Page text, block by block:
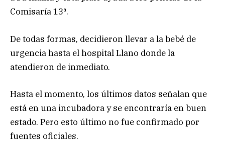
Comisaría 13ª.
De todas formas, decidieron llevar a la bebé de
urgencia hasta el hospital Llano donde la
atendieron de inmediato.
Hasta el momento, los últimos datos señalan que
está en una incubadora y se encontraría en buen
estado. Pero esto último no fue confirmado por
fuentes oficiales.